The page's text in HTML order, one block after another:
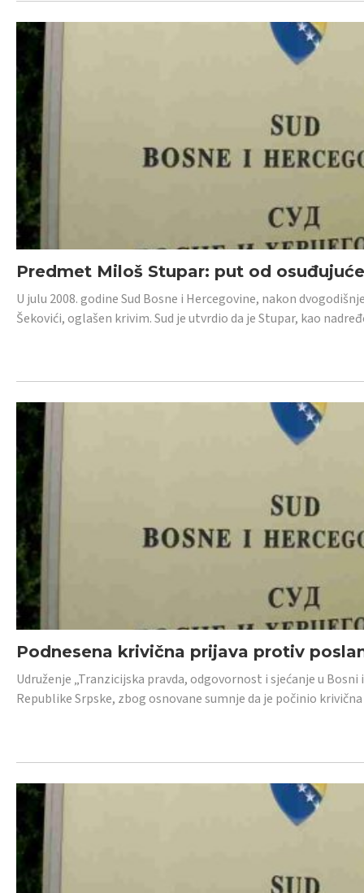
Predmet Miloš Stupar: put od
U julu 2008. godine Sud Bosne i Hercegovine, nakon
Šekovići, oglašen krivim. Sud je utvrdio da je Stupar, kao
Podnesena krivična prijava protiv
Udruženje „Tranzicijska pravda, odgovornost i sjećanje u
Republike Srpske, zbog osnovane sumnje da je počinio